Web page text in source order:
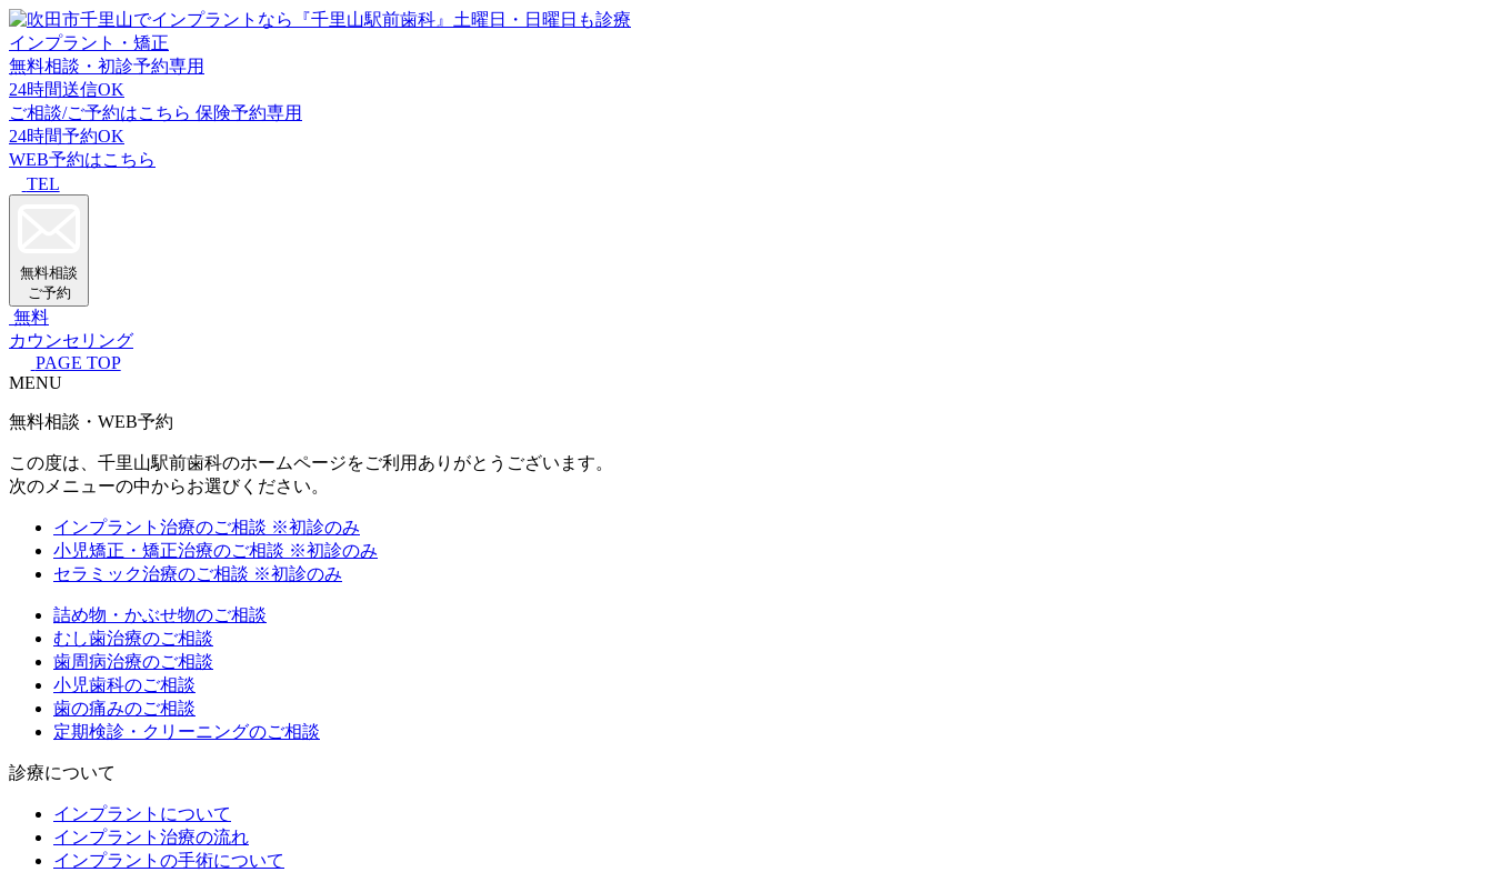
インプラント・矯正
無料相談・初診予約専用
24時間送信OK
ご相談/ご予約はこちら 保険予約専用
24時間予約OK
WEB予約はこちら
TEL
無料相談
ご予約
無料
カウンセリング
PAGE TOP
MENU
無料相談・WEB予約
この度は、千里山駅前歯科のホームページをご利用ありがとうございます。
次のメニューの中からお選びください。
インプラント治療のご相談 ※初診のみ
小児矯正・矯正治療のご相談 ※初診のみ
セラミック治療のご相談 ※初診のみ
詰め物・かぶせ物のご相談
むし歯治療のご相談
歯周病治療のご相談
小児歯科のご相談
歯の痛みのご相談
定期検診・クリーニングのご相談
診療について
インプラントについて
インプラント治療の流れ
インプラントの手術について